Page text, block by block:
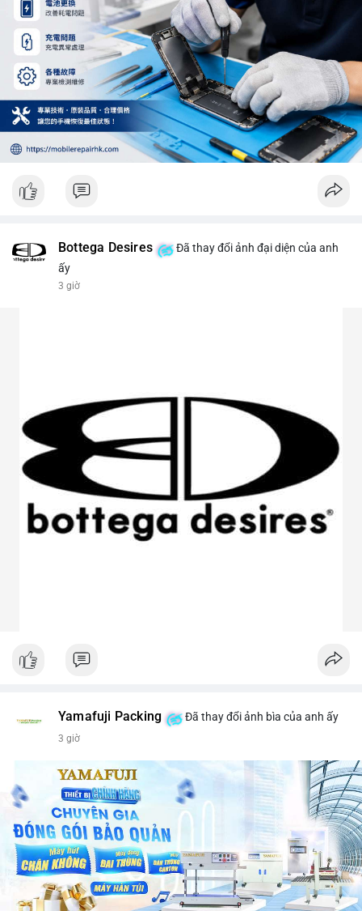
Bottega Desires
Đã thay đổi ảnh đại diện của anh
ấy
3 giờ
Yamafuji Packing Đã thay đổi ảnh bìa của anh ấy
3 giờ